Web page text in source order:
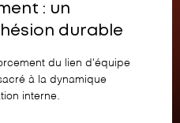
: un
durable
du lien d'équipe
à la dynamique
interne.